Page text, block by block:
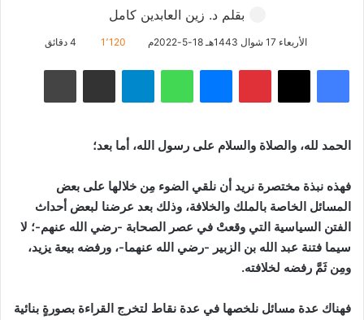
بقلم د. زين العابدين كامل
الأربعاء 17 شوال 1443هـ 18-5-2022م 1٬120
فيسبوك ‫X بينتيريستماسنجر واتساب تيلقرام مشاركة عبر البريد طباعة
الحمد لله، والصلاة والسلام على رسول الله، أما بعد؛
فهذه نبذة مختصرة نريد أن نلقي الضوء مِن خلالها على بعض
المسائل الخاصة بالملك والخلافة، وذلك بعد عرضنا لبعض أحداث
الفتن السياسية التي وقعتْ في عصر الصحابة -رضي الله عنهم-؛ لا
سيما فتنة عبد الله بن الزبير -رضي الله عنهما-، ورفضه بيعة يزيد،
ومِن ثَمَّ رفضه لخلافته.
فهناك عدة مسائل نلخصها في عدة نقاط لتخرج القراءة بصورةٍ بنائية